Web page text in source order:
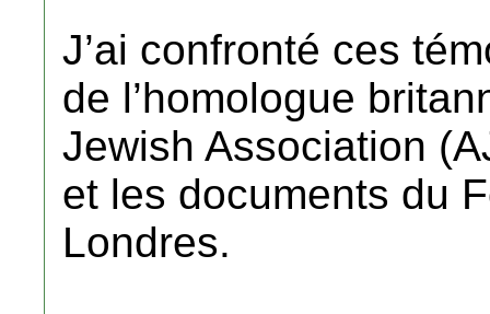
J’ai confronté ces
de l’homologue
Jewish Association
et les documents du
Londres.